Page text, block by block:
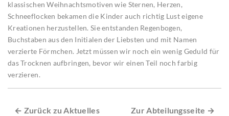
klassischen Weihnachtsmotiven wie Sternen, Herzen,
Schneeflocken bekamen die Kinder auch richtig Lust eigene
Kreationen herzustellen. Sie entstanden Regenbogen,
Buchstaben aus den Initialen der Liebsten und mit Namen
verzierte Förmchen. Jetzt müssen wir noch ein wenig Geduld für
das Trocknen aufbringen, bevor wir einen Teil noch farbig
verzieren.
← Zurück zu Aktuelles Zur Abteilungsseite →